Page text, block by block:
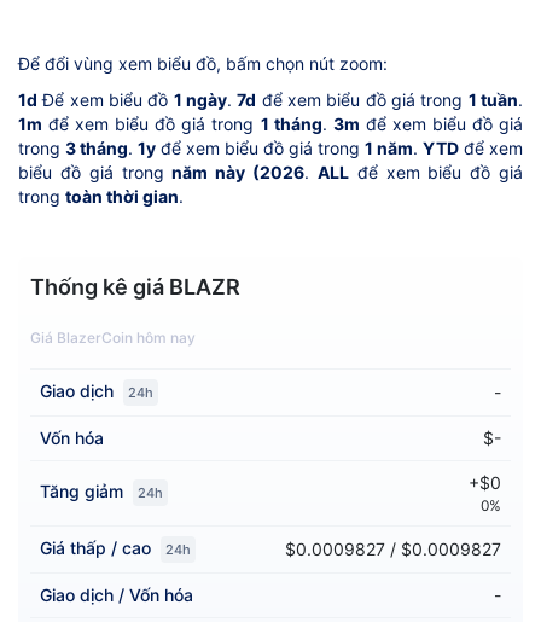
Để đổi vùng xem biểu đồ, bấm chọn nút zoom:
1d Để xem biểu đồ 1 ngày.7d để xem biểu đồ giá trong 1 tuần.
1m để xem biểu đồ giá trong 1 tháng. 3m để xem biểu đồ giá
trong 3 tháng. 1y để xem biểu đồ giá trong 1 năm. YTD để xem
biểu đồ giá trongnăm này (2026. ALLđể xem biểu đồ giá
trong toàn thời gian.
Thống kê giá BLAZR
Giá BlazerCoin hôm nay
Giao dịch 24h -
Vốn hóa $-
Tăng giảm 24h +$0
0%
Giá thấp / cao 24h $0.0009827 / $0.0009827
Giao dịch / Vốn hóa -